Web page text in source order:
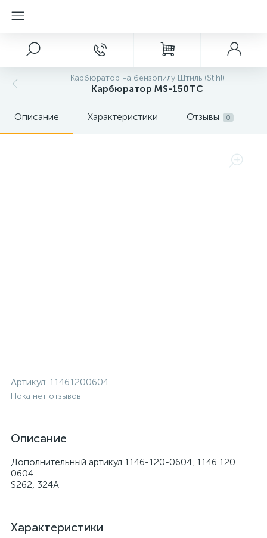
Карбюратор на бензопилу Штиль (Stihl)
Карбюратор MS-150TC
Описание Характеристики Отзывы 0
Артикул: 11461200604
Пока нет отзывов
Описание
Дополнительный артикул 1146-120-0604, 1146 120
0604.
S262, 324A
Характеристики